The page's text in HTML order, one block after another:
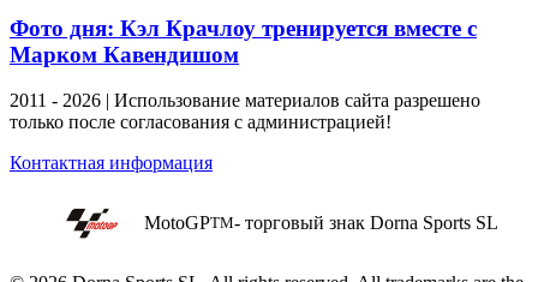
Фото дня: Кэл Крачлоу тренируется вместе с
Марком Кавендишом
2011 - 2026 | Использование материалов сайта разрешено
только после согласования с администрацией!
Контактная информация
MotoGPTM- торговый знак Dorna Sports SL